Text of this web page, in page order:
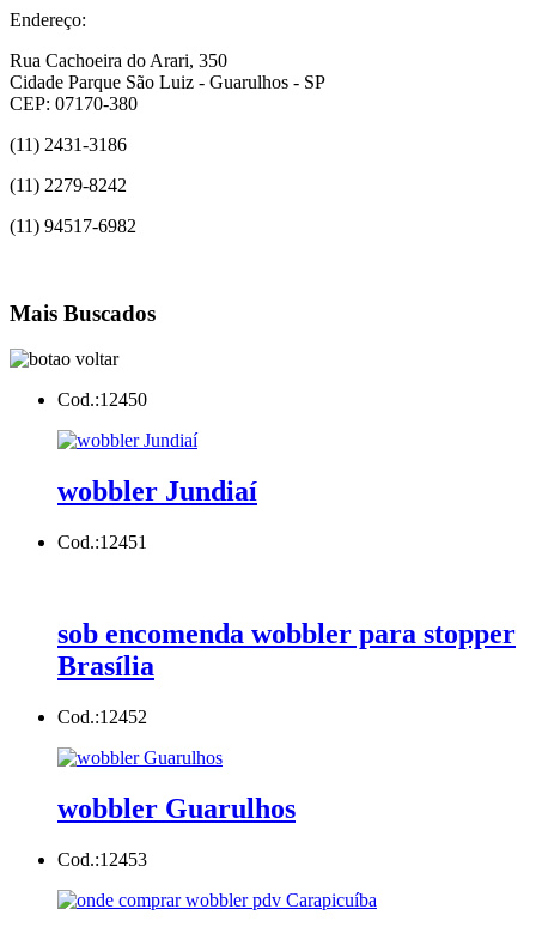
Endereço:
Rua Cachoeira do Arari, 350
Cidade Parque São Luiz - Guarulhos - SP
CEP: 07170-380
(11) 2431-3186
(11) 2279-8242
(11) 94517-6982
Mais Buscados
Cod.:12450
wobbler Jundiaí
Cod.:12451
sob encomenda wobbler para stopper
Brasília
Cod.:12452
wobbler Guarulhos
Cod.:12453